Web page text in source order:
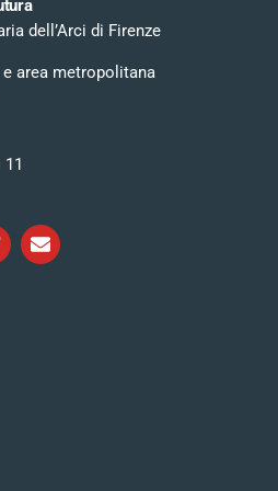
dell’Arci di Firenze
e area metropolitana
11